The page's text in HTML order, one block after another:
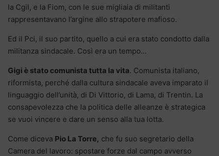
la Cgil, e la Fiom, con le sue migliaia di militanti
rappresentavano l’argine allo strapotere mafioso.
Ed il Pci, il suo partito, quello a cui era stato condotto dalla
militanza sindacale. Così era un tempo…
Gigi è stato comunista tutta la vita. Comunista italiano,
riformista, perché dalla cultura sindacale aveva imparato il
linguaggio dell’unità, di Di Vittorio, di Lama, di Trentin. La
consapevolezza che la politica delle alleanze è strategica
se vuoi vincere e dare un senso alla tua lotta.
Come diceva Pio La Torre, che fu suo segretario della
Camera del lavoro: spostare forze dal campo avverso